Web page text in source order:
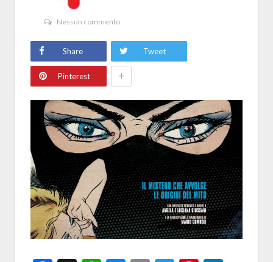
Nessun commento
Share Tweet
Pinterest +